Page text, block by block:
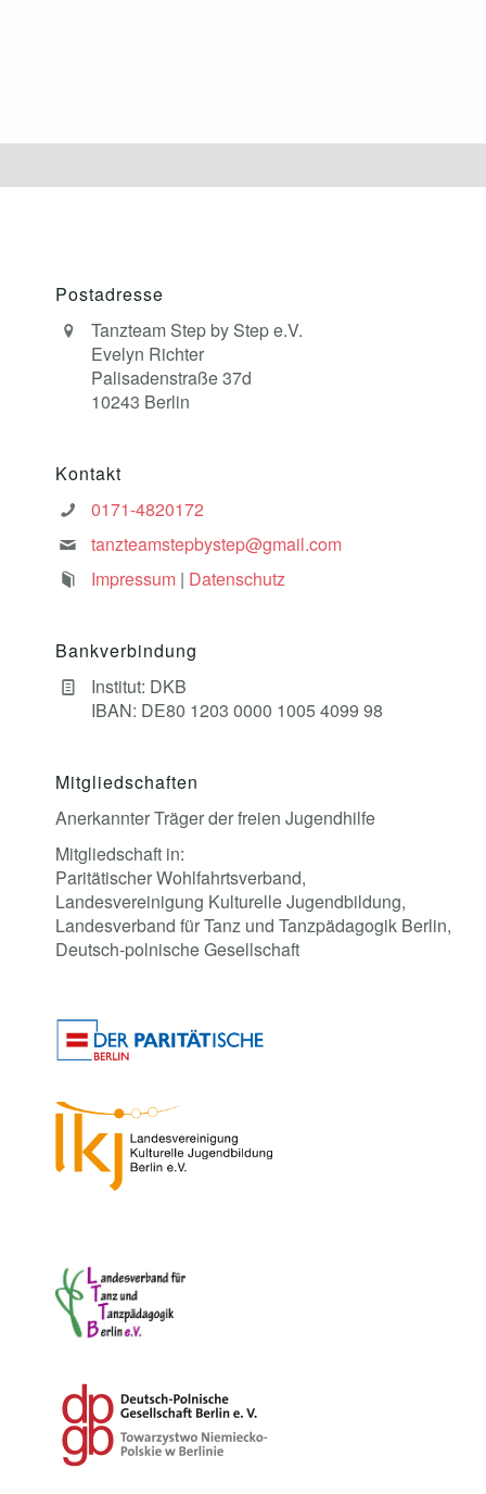
Postadresse
Tanzteam Step by Step e.V.
Evelyn Richter
Palisadenstraße 37d
10243 Berlin
Kontakt
0171-4820172
tanzteamstepbystep@gmail.com
Impressum | Datenschutz
Bankverbindung
Institut: DKB
IBAN: DE80 1203 0000 1005 4099 98
Mitgliedschaften
Anerkannter Träger der freien Jugendhilfe
Mitgliedschaft in:
Paritätischer Wohlfahrtsverband,
Landesvereinigung Kulturelle Jugendbildung,
Landesverband für Tanz und Tanzpädagogik Berlin,
Deutsch-polnische Gesellschaft